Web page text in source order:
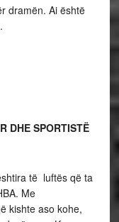
dramën. Ai është
DHE SPORTISTË
të luftës që ta
Me
kishte aso kohe,